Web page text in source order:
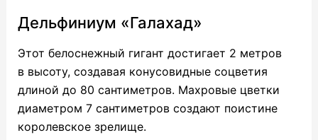
Дельфиниум «Галахад»
Этот белоснежный гигант достигает 2 метров
в высоту, создавая конусовидные соцветия
длиной до 80 сантиметров. Махровые цветки
диаметром 7 сантиметров создают поистине
королевское зрелище.